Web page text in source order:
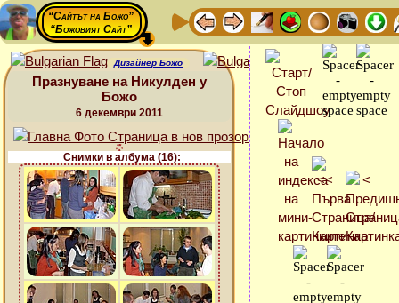
“Сайтът на Божо”
“Божовият Сайт”
Дизайнер Божо
Празнуване на Никулден у
Божо
6 декември 2011
Снимки в албума (16):